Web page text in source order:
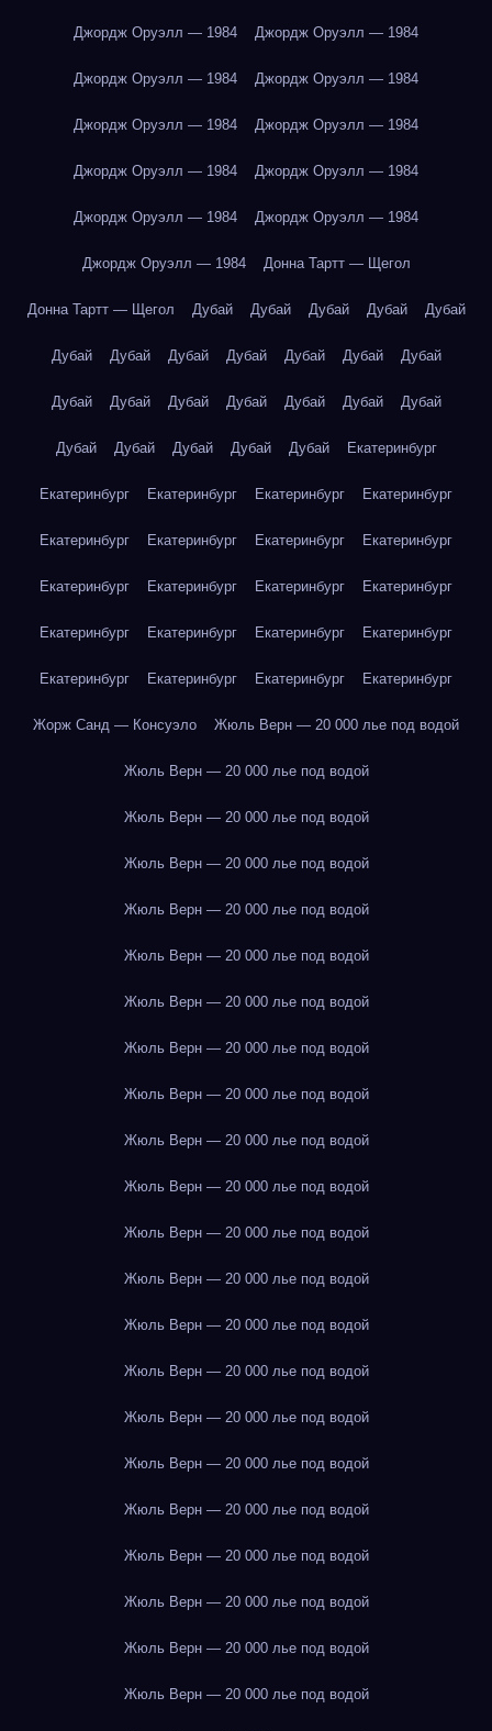
Джордж Оруэлл — 1984 Джордж Оруэлл — 1984
Джордж Оруэлл — 1984 Джордж Оруэлл — 1984
Джордж Оруэлл — 1984 Джордж Оруэлл — 1984
Джордж Оруэлл — 1984 Джордж Оруэлл — 1984
Джордж Оруэлл — 1984 Джордж Оруэлл — 1984
Джордж Оруэлл — 1984 Донна Тартт — Щегол
Донна Тартт — Щегол Дубай Дубай Дубай Дубай Дубай
Дубай Дубай Дубай Дубай Дубай Дубай Дубай
Дубай Дубай Дубай Дубай Дубай Дубай Дубай
Дубай Дубай Дубай Дубай Дубай Екатеринбург
Екатеринбург Екатеринбург Екатеринбург Екатеринбург
Екатеринбург Екатеринбург Екатеринбург Екатеринбург
Екатеринбург Екатеринбург Екатеринбург Екатеринбург
Екатеринбург Екатеринбург Екатеринбург Екатеринбург
Екатеринбург Екатеринбург Екатеринбург Екатеринбург
Жорж Санд — Консуэло Жюль Верн — 20 000 лье под водой
Жюль Верн — 20 000 лье под водой
Жюль Верн — 20 000 лье под водой
Жюль Верн — 20 000 лье под водой
Жюль Верн — 20 000 лье под водой
Жюль Верн — 20 000 лье под водой
Жюль Верн — 20 000 лье под водой
Жюль Верн — 20 000 лье под водой
Жюль Верн — 20 000 лье под водой
Жюль Верн — 20 000 лье под водой
Жюль Верн — 20 000 лье под водой
Жюль Верн — 20 000 лье под водой
Жюль Верн — 20 000 лье под водой
Жюль Верн — 20 000 лье под водой
Жюль Верн — 20 000 лье под водой
Жюль Верн — 20 000 лье под водой
Жюль Верн — 20 000 лье под водой
Жюль Верн — 20 000 лье под водой
Жюль Верн — 20 000 лье под водой
Жюль Верн — 20 000 лье под водой
Жюль Верн — 20 000 лье под водой
Жюль Верн — 20 000 лье под водой